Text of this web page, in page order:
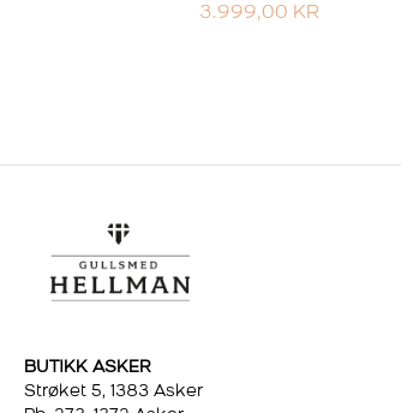
3.999,00 KR
BUTIKK ASKER
Strøket 5, 1383 Asker